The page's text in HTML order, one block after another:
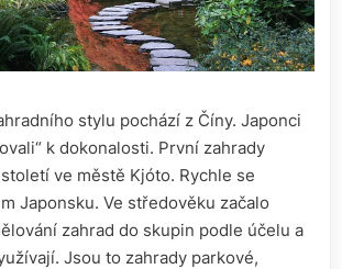
stylu pochází z Číny. Japonci
k dokonalosti. První zahrady
ve městě Kjóto. Rychle se
Japonsku. Ve středověku začalo
zahrad do skupin podle účelu a
Jsou to zahrady parkové,